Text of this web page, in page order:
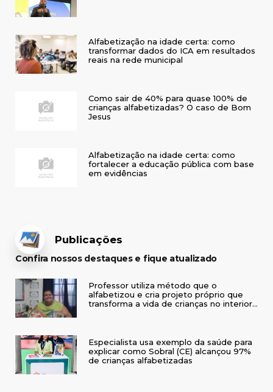
Alfabetização na idade certa: como
transformar dados do ICA em resultados
reais na rede municipal
Como sair de 40% para quase 100% de
crianças alfabetizadas? O caso de Bom
Jesus
Alfabetização na idade certa: como
fortalecer a educação pública com base
em evidências
Publicações
Confira nossos destaques e fique atualizado
Professor utiliza método que o
alfabetizou e cria projeto próprio que
transforma a vida de crianças no interior
Especialista usa exemplo da saúde para
explicar como Sobral (CE) alcançou 97%
de crianças alfabetizadas